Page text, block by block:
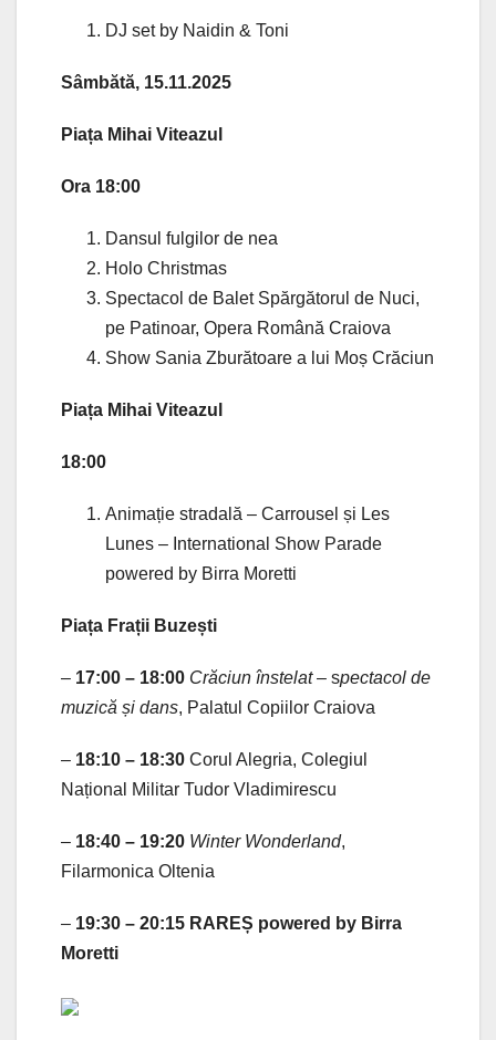
DJ set by Naidin & Toni
Sâmbătă, 15.11.2025
Piața Mihai Viteazul
Ora 18:00
Dansul fulgilor de nea
Holo Christmas
Spectacol de Balet Spărgătorul de Nuci,
pe Patinoar, Opera Română Craiova
Show Sania Zburătoare a lui Moș Crăciun
Piața Mihai Viteazul
18:00
Animație stradală – Carrousel și Les
Lunes – International Show Parade
powered by Birra Moretti
Piața Frații Buzești
– 17:00 – 18:00 Crăciun înstelat– spectacol de
muzică și dans, Palatul Copiilor Craiova
– 18:10 – 18:30 Corul Alegria, Colegiul
Național Militar Tudor Vladimirescu
– 18:40 – 19:20 Winter Wonderland,
Filarmonica Oltenia
– 19:30 – 20:15 RAREȘ powered by Birra
Moretti